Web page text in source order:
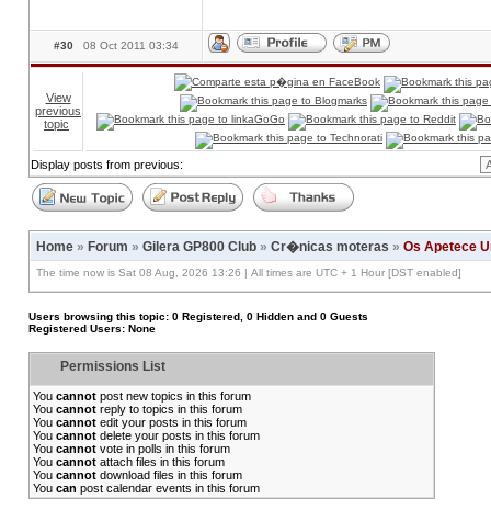
#30 08 Oct 2011 03:34
View
previous
topic
Display posts from previous:
Home » Forum » Gilera GP800 Club » Cr�nicas moteras » Os Apetece
The time now is Sat 08 Aug, 2026 13:26 | All times are UTC + 1 Hour [DST enabled]
Users browsing this topic: 0 Registered, 0 Hidden and 0 Guests
Registered Users: None
Permissions List
You cannot post new topics in this forum
You cannot reply to topics in this forum
You cannot edit your posts in this forum
You cannot delete your posts in this forum
You cannot vote in polls in this forum
You cannot attach files in this forum
You cannot download files in this forum
You can post calendar events in this forum